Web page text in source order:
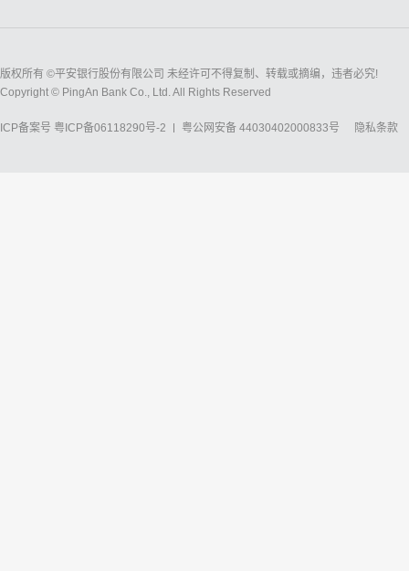
版权所有 ©平安银行股份有限公司 未经许可不得复制、转载或摘编，违者必究!
Copyright © PingAn Bank Co., Ltd. All Rights Reserved
ICP备案号 粤ICP备06118290号-2 粤公网安备 44030402000833号 隐私条款